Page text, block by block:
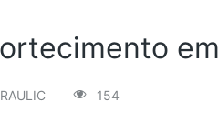
154